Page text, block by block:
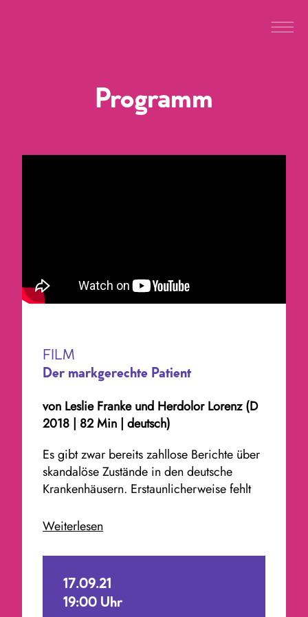
Programm
FILM
Der markgerechte Patient
von Leslie Franke und Herdolor Lorenz(D
2018 | 82 Min | deutsch)
Es gibt zwar bereits zahllose Berichte über
skandalöse Zustände in den deutsche
Krankenhäusern. Erstaunlicherweise fehlt
wesentliche Ursache dieser Zustände: Die
(jede diagnostizierbare Krankheit hat einen
fixen Preis – wer mit möglichst geringen
Weiterlesen
17.09.21
19:00 Uhr